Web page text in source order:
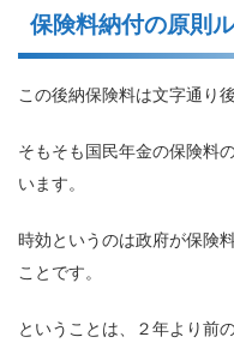
保険料納付の原則
この後納保険料は文字通り
そもそも国民年金の保険料
います。
時効というのは政府が保険
ことです。
ということは、２年より前